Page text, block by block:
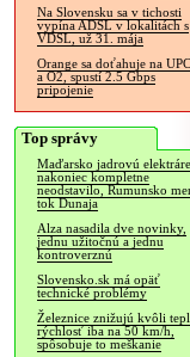
Na Slovensku sa v tichosti
vypína ADSL v lokalitách s
VDSL, už 31. mája
Orange sa doťahuje na UPC
a O2, spustí 2.5 Gbps
pripojenie
Top správy
Maďarsko jadrovú
nakoniec kompletne
neodstavilo, Rumunsko
tok Dunaja
Alza nasadila dve novinky,
jednu užitočnú a jednu
kontroverznú
Slovensko.sk má opäť
technické problémy
Železnice znižujú kvôli
rýchlosť iba na 50 km/h,
spôsobuje to meškanie